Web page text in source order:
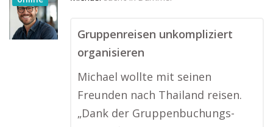
Gruppenreisen unkompliziert
organisieren
Michael wollte mit seinen
Freunden nach Thailand reisen.
„Dank der Gruppenbuchungs-